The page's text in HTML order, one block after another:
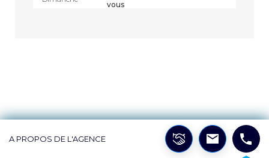
vous
A PROPOS DE L'AGENCE